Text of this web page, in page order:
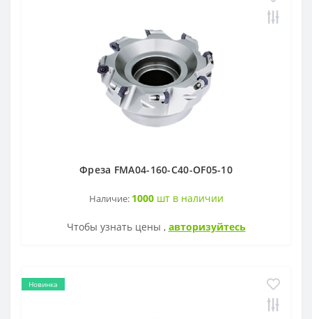
Фреза FMA04-160-C40-OF05-10
Наличие: 1000шт в наличии
Чтобы узнать цены , авторизуйтесь
Новинка